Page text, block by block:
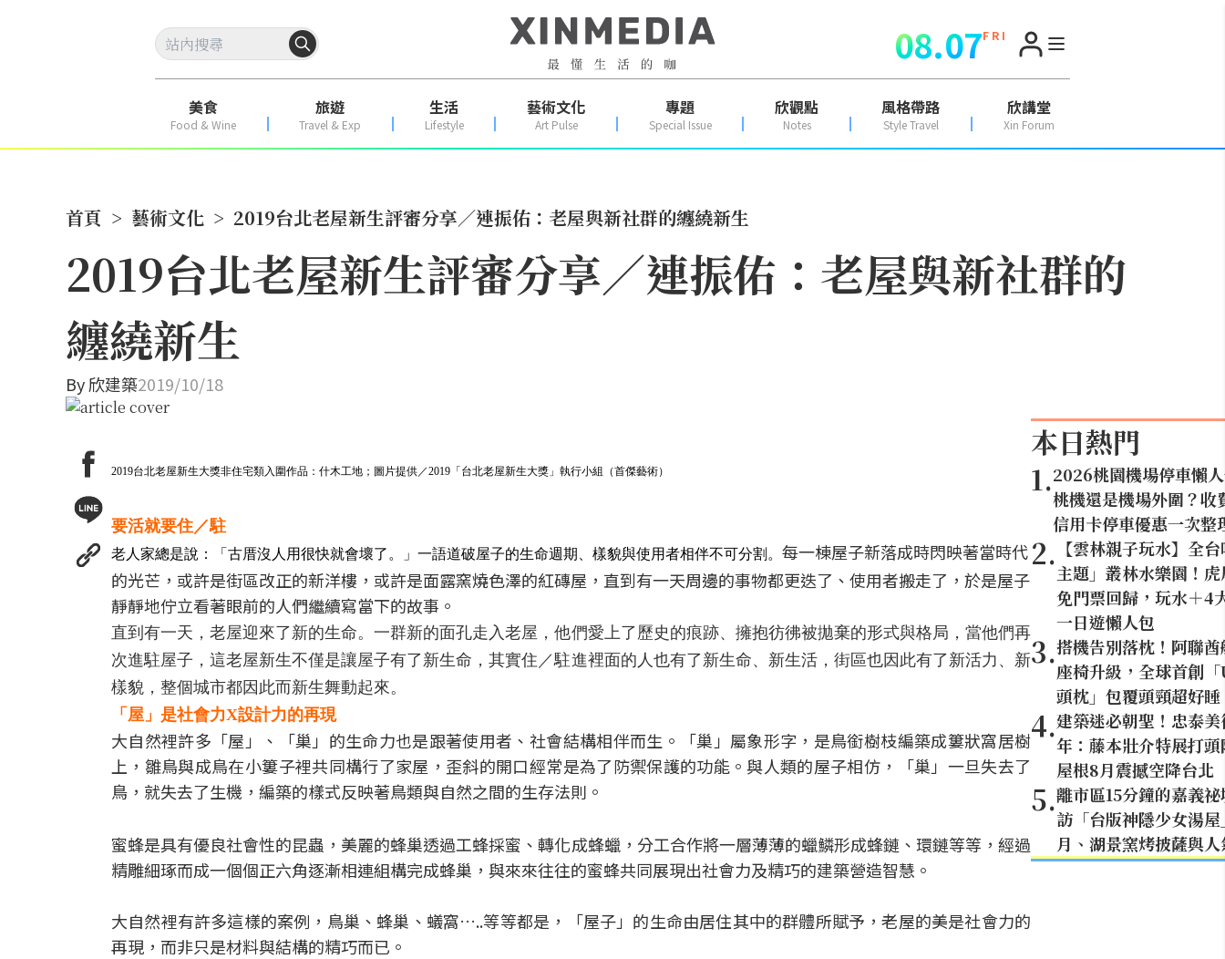
08.07F R I
美食
Food & Wine
旅遊
Travel & Exp
生活
Lifestyle
藝術文化
Art Pulse
專題
Special Issue
欣觀點
Notes
風格帶路
Style Travel
欣講堂
Xin Forum
首頁 > 藝術文化 > 2019台北老屋新生評審分享／連振佑：老屋與新社群的纏繞新生
2019台北老屋新生評審分享／連振佑：老屋與新社群的
纏繞新生
By欣建築2019/10/18
2019台北老屋新生大獎非住宅類入圍作品：什木工地；圖片提供／2019「台北老屋新生大獎」執行小組（首傑藝術）
要活就要住／駐
老人家總是說：「古厝沒人用很快就會壞了。」一語道破屋子的生命週期、樣貌與使用者相伴不可分割。 每一棟屋子新落成時閃映著當時代
的光芒，或許是街區改正的新洋樓，或許是面露窯燒色澤的紅磚屋，直到有一天周邊的事物都更迭了、使用者搬走了，於是屋子
靜靜地佇立看著眼前的人們繼續寫當下的故事。
直到有一天，老屋迎來了新的生命。一群新的面孔走入老屋，他們愛上了歷史的痕跡、擁抱彷彿被拋棄的形式與格局，當他們再
次進駐屋子，這老屋新生不僅是讓屋子有了新生命，其實住／駐進裡面的人也有了新生命、新生活，街區也因此有了新活力、新
樣貌，整個城市都因此而新生舞動起來。
「屋」是社會力X設計力的再現
大自然裡許多「屋」、「巢」的生命力也是跟著使用者、社會結構相伴而生。「巢」屬象形字，是鳥銜樹枝編築成簍狀窩居樹
上，雛鳥與成鳥在小簍子裡共同構行了家屋，歪斜的開口經常是為了防禦保護的功能。與人類的屋子相仿，「巢」一旦失去了
鳥，就失去了生機，編築的樣式反映著鳥類與自然之間的生存法則。
蜜蜂是具有優良社會性的昆蟲，美麗的蜂巢透過工蜂採蜜、轉化成蜂蠟，分工合作將一層薄薄的蠟鱗形成蜂鏈、環鏈等等，經過
精雕細琢而成一個個正六角逐漸相連組構完成蜂巢，與來來往往的蜜蜂共同展現出社會力及精巧的建築營造智慧。
大自然裡有許多這樣的案例，鳥巢、蜂巢、蟻窩…..等等都是，「屋子」的生命由居住其中的群體所賦予，老屋的美是社會力的
再現，而非只是材料與結構的精巧而已。
本日熱門
1.2026桃園機場停車懶
桃機還是機場外圍？收
信用卡停車優惠一次整
2. 【雲林親子玩水】全
主題」叢林水樂園！
免門票回歸，玩水＋4
一日遊懶人包
3.搭機告別落枕！阿聯
座椅升級，全球首創
頭枕」包覆頭頸超好睡
4.建築迷必朝聖！忠泰
年：藤本壯介特展打
屋根8月震撼空降台北
5.離市區15分鐘的嘉義
訪「台版神隱少女湯
月、湖景窯烤披薩與